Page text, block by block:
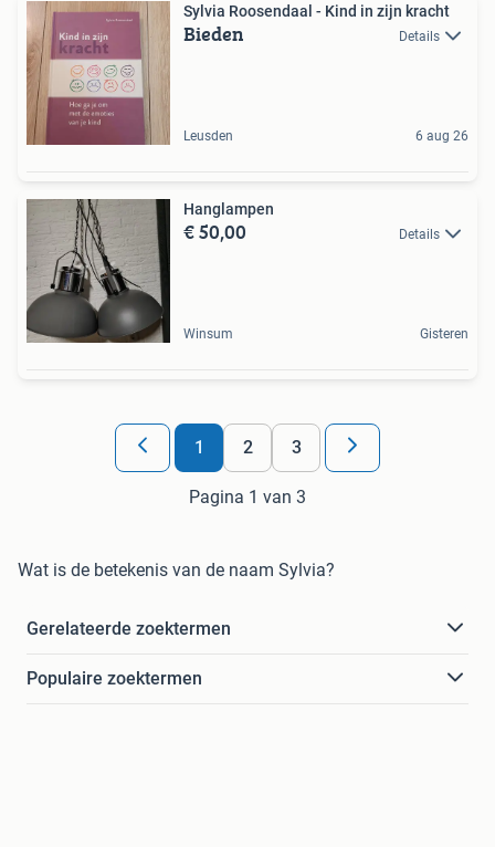
Sylvia Roosendaal - Kind in zijn kracht
Bieden Details
Leusden 6 aug 26
Hanglampen
€ 50,00 Details
Winsum Gisteren
1 2 3
Pagina 1 van 3
Wat is de betekenis van de naam Sylvia?
Gerelateerde zoektermen
Populaire zoektermen